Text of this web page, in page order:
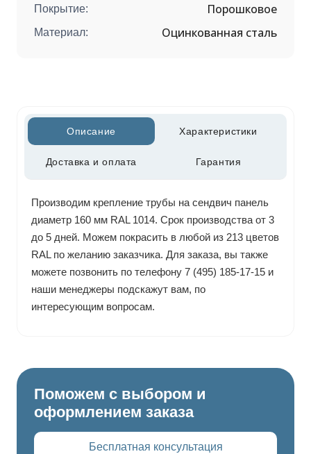
Покрытие: Порошковое
Материал: Оцинкованная сталь
Описание Характеристики
Доставка и оплата Гарантия
Производим крепление трубы на сендвич панель
диаметр 160 мм RAL 1014. Срок производства от 3
до 5 дней. Можем покрасить в любой из 213 цветов
RAL по желанию заказчика. Для заказа, вы также
можете позвонить по телефону 7 (495) 185-17-15 и
наши менеджеры подскажут вам, по
интересующим вопросам.
Поможем с выбором и
оформлением заказа
Бесплатная консультация